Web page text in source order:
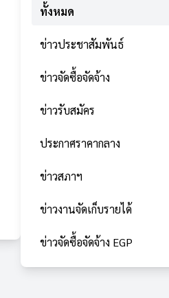
ทั้งหมด
ข่าวประชาสัมพันธ์
ข่าวจัดซื้อจัดจ้าง
ข่าวรับสมัคร
ประกาศราคากลาง
ข่าวสภาฯ
ข่าวงานจัดเก็บรายได้
ข่าวจัดซื้อจัดจ้าง EGP